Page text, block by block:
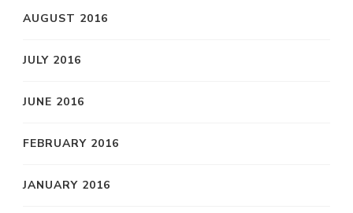
AUGUST 2016
JULY 2016
JUNE 2016
FEBRUARY 2016
JANUARY 2016